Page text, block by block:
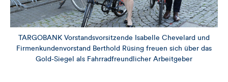
TARGOBANK Vorstandsvorsitzende Isabelle Chevelard und
Firmenkundenvorstand Berthold Rüsing freuen sich über das
Gold-Siegel als Fahrradfreundlicher Arbeitgeber